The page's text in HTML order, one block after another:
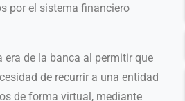
por el sistema financiero
de la banca al permitir que
de recurrir a una entidad
de forma virtual, mediante